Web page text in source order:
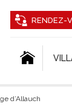
RENDEZ-
d’Allauch